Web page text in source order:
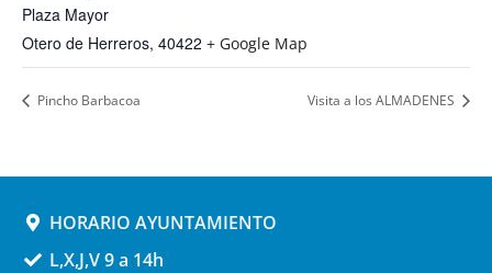
Plaza Mayor
Otero de Herreros, 40422 + Google Map
Pincho Barbacoa Visita a los ALMADENES
HORARIO AYUNTAMIENTO
L,X,J,V 9 a 14h